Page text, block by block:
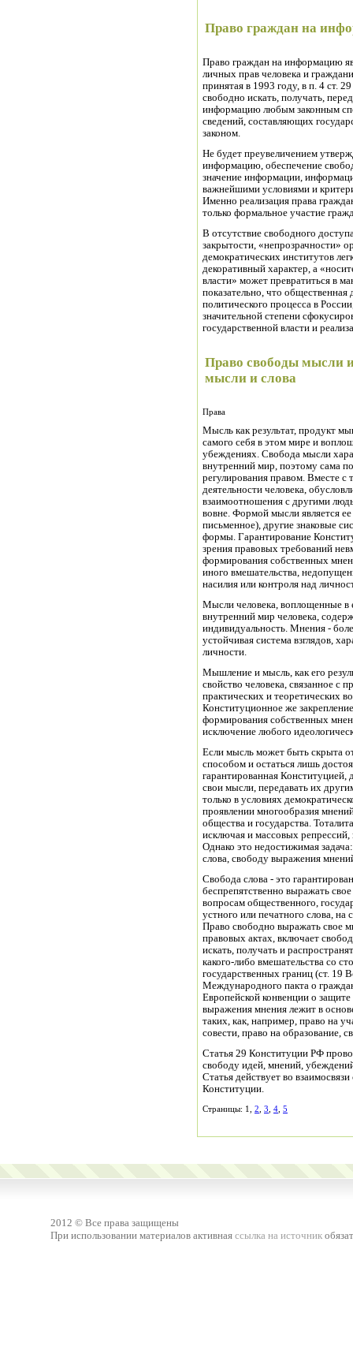
Право граждан на
Право граждан на информацию
личных прав человека и
принятая в 1993 году, в п. 4 ст.
свободно искать, получать,
информацию любым законным
сведений, составляющих
законом.
Не будет преувеличением
информацию, обеспечение
значение информации,
важнейшими условиями и
Именно реализация права
только формальное участие
В отсутствие свободного
закрытости, «непрозрачности»
демократических институтов
декоративный характер, а
власти» может превратиться в
показательно, что общественная
политического процесса в
значительной степени
государственной власти и
Право свободы мысли
мысли и слова
Права
Мысль как результат, продукт
самого себя в этом мире и
убеждениях. Свобода мысли
внутренний мир, поэтому сама
регулирования правом. Вместе
деятельности человека,
взаимоотношения с другими
вовне. Формой мысли является
письменное), другие знаковые
формы. Гарантирование
зрения правовых требований
формирования собственных
иного вмешательства,
насилия или контроля над
Мысли человека, воплощенные в
внутренний мир человека,
индивидуальность. Мнения -
устойчивая система взглядов,
личности.
Мышление и мысль, как его
свойство человека, связанное с
практических и теоретических
Конституционное же
формирования собственных
исключение любого
Если мысль может быть скрыта
способом и остаться лишь
гарантированная Конституцией,
свои мысли, передавать их
только в условиях
проявлении многообразия
общества и государства.
исключая и массовых
Однако это недостижимая
слова, свободу выражения
Свобода слова - это
беспрепятственно выражать
вопросам общественного,
устного или печатного слова,
Право свободно выражать свое
правовых актах, включает
искать, получать и
какого-либо вмешательства со
государственных границ (ст. 19
Международного пакта о
Европейской конвенции о
выражения мнения лежит в
таких, как, например, право на
совести, право на образование,
Статья 29 Конституции РФ
свободу идей, мнений,
Статья действует во
Конституции.
Страницы: 1, 2 3 4 5
2012 © Все права защищены
При использовании материалов активная ссылка на источник